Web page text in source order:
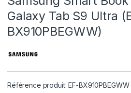
Galaxy Tab S9 Ultra
BX910PBEGWW)
Référence produit: EF-BX910PBEGWW